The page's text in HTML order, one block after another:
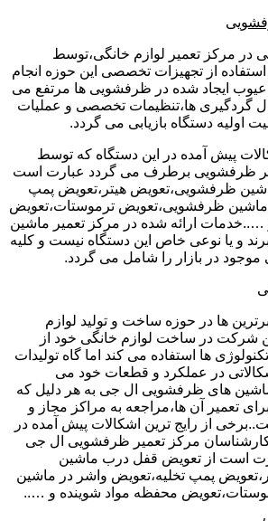
در مرکز تعمیر لوازم خانگی،توسط
استفاده از تجهیزات تخصصی این حوزه انجام
عیوب ایجاد شده در ظرفشویی ها مرتفع می
گردگیری ها،تنظیمات تخصصی و عملیات
اولیه دستگاه بازیابی می گردد.
پیش آمده در این دستگاه که توسط
ظرفشویی برطرف می گردد عبارت است
ظرفشویی،تعویض هیتر،تعویض پمپ
ماشین ظرفشویی،تعویض ترموستات،تعویض
ارائه شده در مرکز تعمیر ماشین
و یا نوعی خاص این دستگاه نیست و کلیه
در بازار را شامل می گردد.
ها در حوزه ساخت و تولید لوازم
شرکت در ساخت لوازم خانگی خود از
ها استفاده می کند اما گاه تولیدات
در عملکرد و قطعات خود می
های ظرفشویی ال جی به هر دلیل که
برای تعمیر آن ها،مراجعه به مراکز مجاز و
از رایج ترین اشکالات پیش آمده در
مرکز تعمیر ظرفشویی ال جی
است از تعویض قفل درب ماشین
پمپ تخلیه،تعویض واشر در ماشین
محفظه مواد شوینده و …..